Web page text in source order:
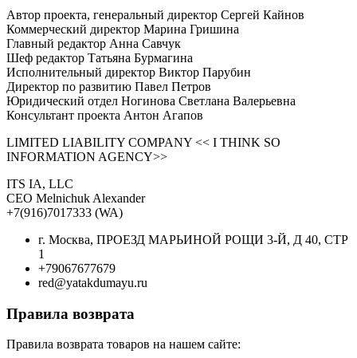
Автор проекта, генеральный директор Сергей Кайнов
Коммерческий директор Марина Гришина
Главный редактор Анна Савчук
Шеф редактор Татьяна Бурмагина
Исполнительный директор Виктор Парубин
Директор по развитию Павел Петров
Юридический отдел Ногинова Светлана Валерьевна
Консультант проекта Антон Агапов
LIMITED LIABILITY COMPANY << I THINK SO
INFORMATION AGENCY>>
ITS IA, LLC
CEO Melnichuk Alexander
+7(916)7017333 (WA)
г. Москва, ПРОЕЗД МАРЬИНОЙ РОЩИ 3-Й, Д 40, СТР
1
+79067677679
red@yatakdumayu.ru
Правила возврата
Правила возврата товаров на нашем сайте: